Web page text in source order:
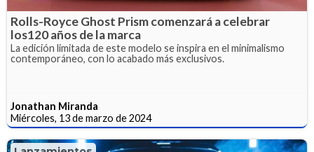
Rolls-Royce Ghost Prism comenzará a celebrar
los120 años de la marca
La edición limitada de este modelo se inspira en el minimalismo
contemporáneo, con lo acabado más exclusivos.
Jonathan Miranda
Miércoles, 13 de marzo de 2024